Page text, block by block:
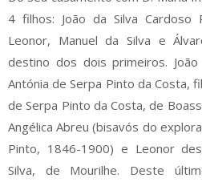
4 filhos: João da Silva Cardoso
Leonor, Manuel da Silva e
destino dos dois primeiros.
Antónia de Serpa Pinto da Costa,
de Serpa Pinto da Costa, de
Angélica Abreu (bisavós do
Pinto, 1846-1900) e Leonor
Silva, de Mourilhe. Deste